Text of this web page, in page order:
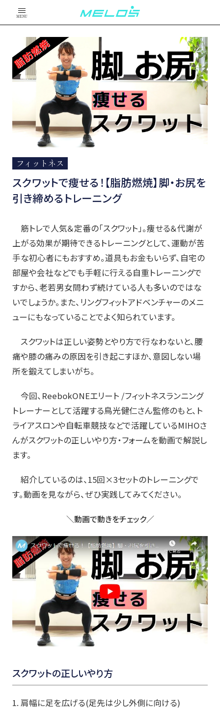
MENU
フィットネス
スクワットで痩せる！【脂肪燃焼】脚・お尻を
引き締めるトレーニング
筋トレで人気＆定番の「スクワット」。痩せる＆代謝が
上がる効果が期待できるトレーニングとして、運動が苦
手な初心者にもおすすめ。道具もお金もいらず、自宅の
部屋や会社などでも手軽に行える自重トレーニングで
すから、老若男女問わず続けている人も多いのではな
いでしょうか。また、リングフィットアドベンチャーのメニ
ューにもなっていることでよく知られています。
スクワットは正しい姿勢とやり方で行なわないと、腰
痛や膝の痛みの原因を引き起こすほか、意図しない場
所を鍛えてしまいがち。
今回、ReebokONEエリート /フィットネスランニング
トレーナーとして活躍する鳥光健仁さん監修のもと、ト
ライアスロンや自転車競技などで活躍しているMIHOさ
んがスクワットの正しいやり方・フォームを動画で解説し
ます。
紹介しているのは、15回×3セットのトレーニングで
す。動画を見ながら、ぜひ実践してみてください。
＼動画で動きをチェック／
スクワットの正しいやり方
1. 肩幅に足を広げる(足先は少し外側に向ける)